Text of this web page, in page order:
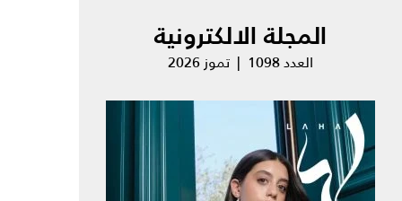
المجلة الالكترونية
العدد 1098 | تموز 2026